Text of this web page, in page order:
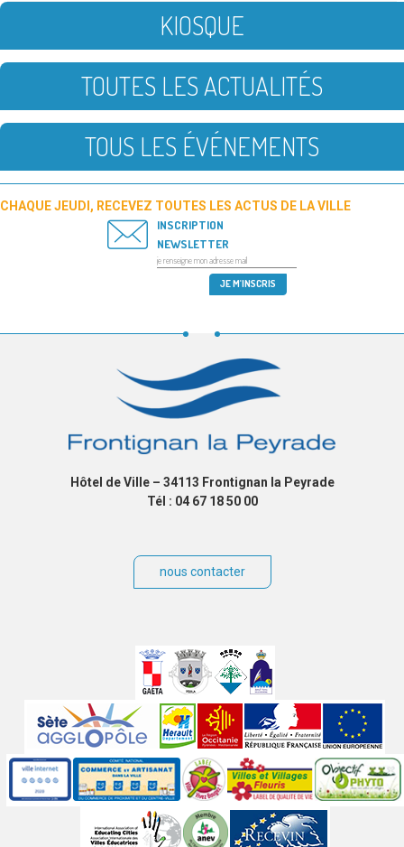
KIOSQUE
TOUTES LES ACTUALITÉS
TOUS LES ÉVÉNEMENTS
CHAQUE JEUDI, RECEVEZ TOUTES LES ACTUS DE LA VILLE
INSCRIPTION
NEWSLETTER
Hôtel de Ville – 34113 Frontignan la Peyrade
Tél : 04 67 18 50 00
nous contacter
partenaires
Labels